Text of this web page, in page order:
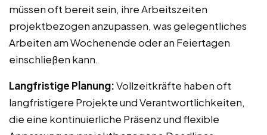
müssen oft bereit sein, ihre Arbeitszeiten
projektbezogen anzupassen, was gelegentliches
Arbeiten am Wochenende oder an Feiertagen
einschließen kann.
Langfristige Planung:Vollzeitkräfte haben oft
langfristigere Projekte und Verantwortlichkeiten,
die eine kontinuierliche Präsenz und flexible